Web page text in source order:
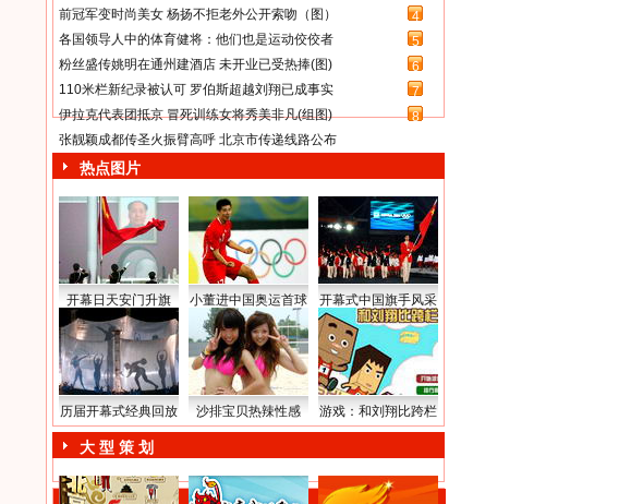
前冠军变时尚美女 杨扬不拒老外公开索吻（图）
4
各国领导人中的体育健将：他们也是运动佼佼者
5
粉丝盛传姚明在通州建酒店 未开业已受热捧(图)
6
110米栏新纪录被认可 罗伯斯超越刘翔已成事实
7
伊拉克代表团抵京 冒死训练女将秀美非凡(组图)
8
张靓颖成都传圣火振臂高呼 北京市传递线路公布
热点图片
开幕日天安门升旗 小董进中国奥运首球 开幕式中国旗手风采
历届开幕式经典回放 沙排宝贝热辣性感 游戏：和刘翔比跨栏
大 型 策 划